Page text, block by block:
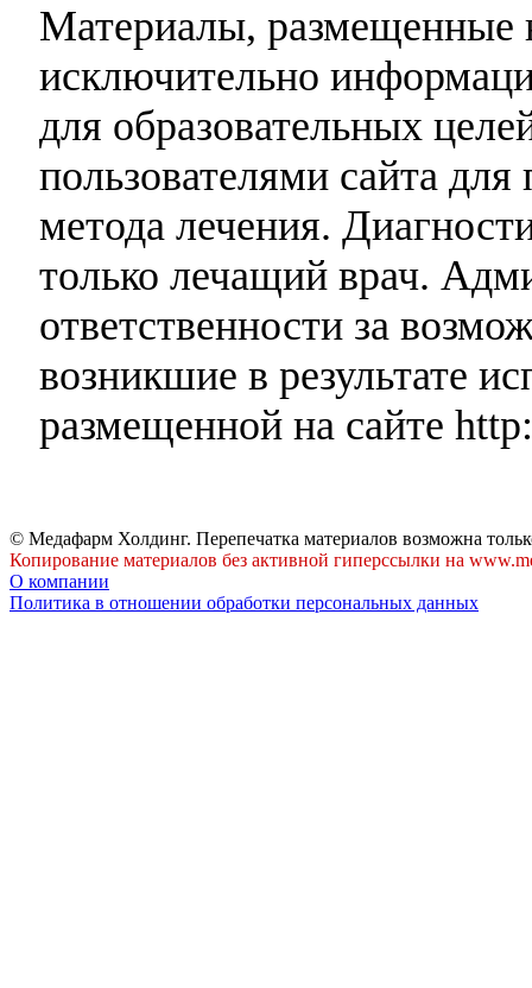
Материалы, размещенные
исключительно
для образовательных
пользователями сайта
метода лечения.
только лечащий врач.
ответственности за
возникшие в результате
размещенной на сайте
© Медафарм Холдинг. Перепечатка материалов возможна
Копирование материалов без активной гиперссылки на
О компании
Политика в отношении обработки персональных данных